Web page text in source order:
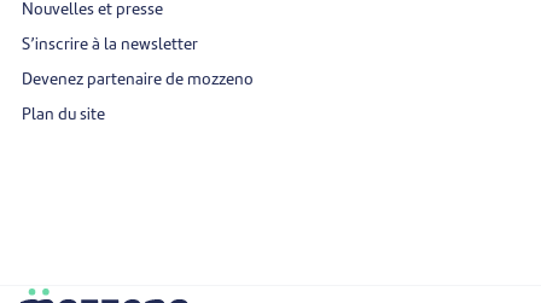
Nouvelles et presse
S’inscrire à la newsletter
Devenez partenaire de mozzeno
Plan du site